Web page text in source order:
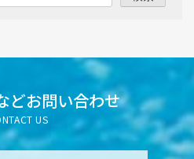
どお問い合わせ
US